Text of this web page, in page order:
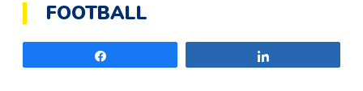
FOOTBALL